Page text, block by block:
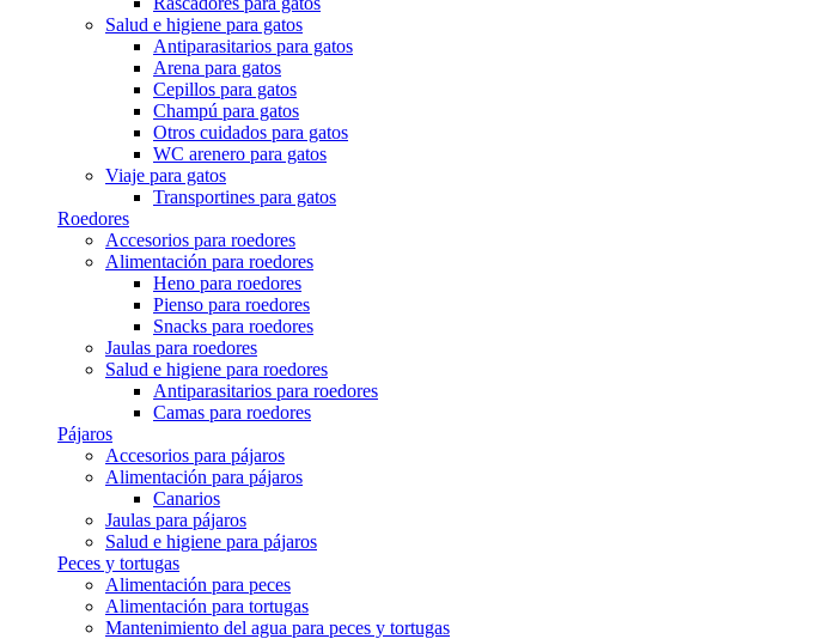
Salud e higiene para gatos
Antiparasitarios para gatos
Arena para gatos
Cepillos para gatos
Champú para gatos
Otros cuidados para gatos
WC arenero para gatos
Viaje para gatos
Transportines para gatos
Roedores
Accesorios para roedores
Alimentación para roedores
Heno para roedores
Pienso para roedores
Snacks para roedores
Jaulas para roedores
Salud e higiene para roedores
Antiparasitarios para roedores
Camas para roedores
Pájaros
Accesorios para pájaros
Alimentación para pájaros
Canarios
Jaulas para pájaros
Salud e higiene para pájaros
Peces y tortugas
Alimentación para peces
Alimentación para tortugas
Mantenimiento del agua para peces y tortugas